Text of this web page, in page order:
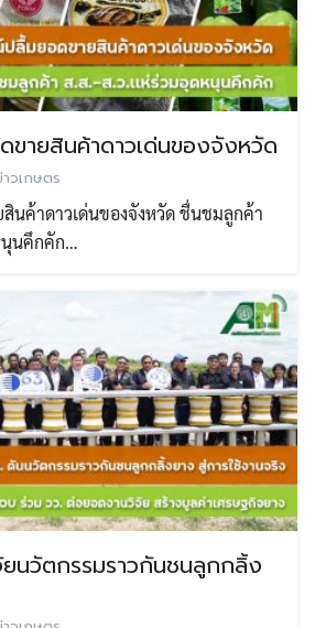
ายสินค้าดาวเด่นของจังหวัด
วเกษตร
นค้าดาวเด่นของจังหวัด ชื่นชมลูกค้า
นุนคึกคัก…
นวัตกรรมราวกันชนลูกกลิ้ง